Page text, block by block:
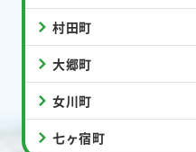
村田町
大郷町
女川町
七ヶ宿町